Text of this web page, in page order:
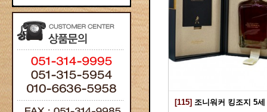
[115] 조니워커 킹조지 5세